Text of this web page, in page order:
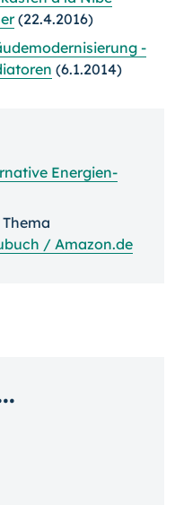
(22.4.2016)
-
(6.1.2014)
Energien-
/ Amazon.de